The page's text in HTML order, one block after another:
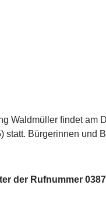
Waldmüller findet am
Bürgerinnen
der Rufnummer